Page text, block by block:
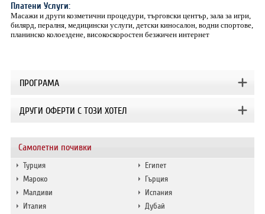
Самолетни почивки
Турция
Египет
Мароко
Гърция
Малдиви
Испания
Италия
Дубай
Платени Услуги:
Масажи и други козметични процедури, търговски център, зала за игри,
билярд, пералня, медицински услуги, детски киносалон, водни спортове,
планинско колоездене, високоскоростен безжичен интернет
ПРОГРАМА
ДРУГИ ОФЕРТИ С ТОЗИ ХОТЕЛ